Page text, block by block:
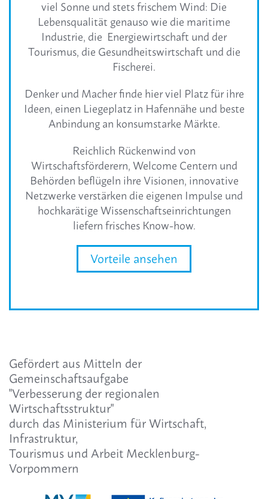
viel Sonne und stets frischem Wind: Die
Lebensqualität genauso wie die maritime
Industrie, die Energiewirtschaft und der
Tourismus, die Gesundheitswirtschaft und die
Fischerei.
Denker und Macher finde hier viel Platz für ihre
Ideen, einen Liegeplatz in Hafennähe und beste
Anbindung an konsumstarke Märkte.
Reichlich Rückenwind von
Wirtschaftsförderern, Welcome Centern und
Behörden beflügeln ihre Visionen, innovative
Netzwerke verstärken die eigenen Impulse und
hochkarätige Wissenschaftseinrichtungen
liefern frisches Know-how.
Vorteile ansehen
Gefördert aus Mitteln der
Gemeinschaftsaufgabe
"Verbesserung der regionalen
Wirtschaftsstruktur"
durch das Ministerium für Wirtschaft,
Infrastruktur,
Tourismus und Arbeit Mecklenburg-
Vorpommern